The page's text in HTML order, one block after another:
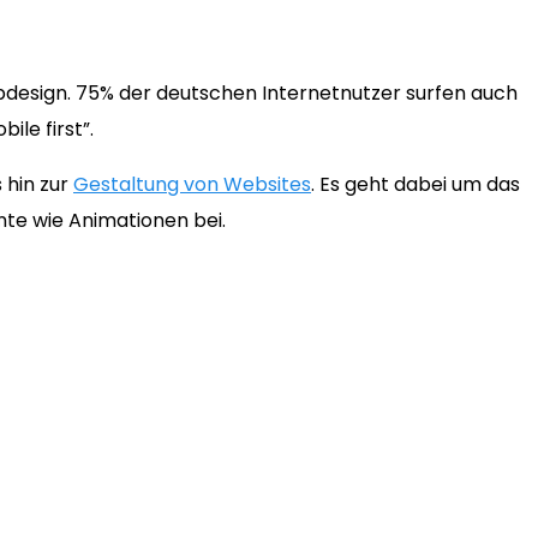
75% der deutschen Internetnutzer surfen auch
first”.
zurGestaltung von Websites. Es geht dabei um das
wie Animationen bei.